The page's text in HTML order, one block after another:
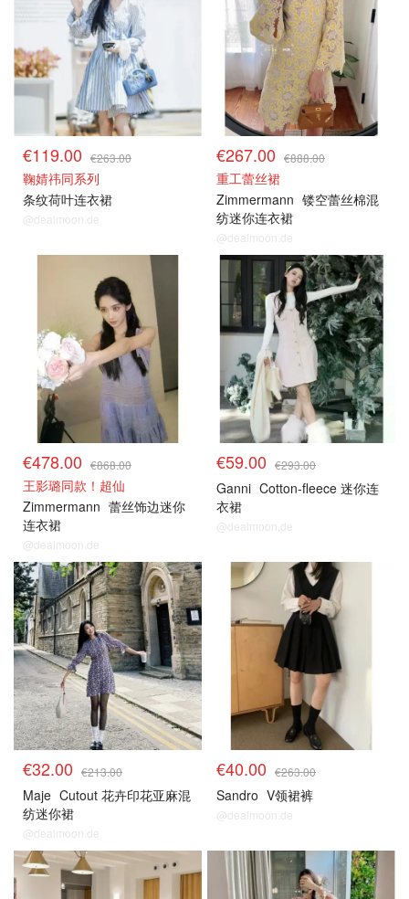
€119.00 €263.00
鞠婧祎同系列
条纹荷叶连衣裙
@dealmoon.de
€267.00 €888.00
重工蕾丝裙
Zimmermann 镂空蕾丝棉混
纺迷你连衣裙
@dealmoon.de
€478.00 €868.00
王影璐同款！超仙
Zimmermann 蕾丝饰边迷你
连衣裙
@dealmoon.de
€59.00 €293.00
Ganni Cotton-fleece 迷你连
衣裙
@dealmoon.de
€32.00 €213.00
Maje Cutout 花卉印花亚麻混
纺迷你裙
@dealmoon.de
€40.00 €263.00
Sandro V领裙裤
@dealmoon.de